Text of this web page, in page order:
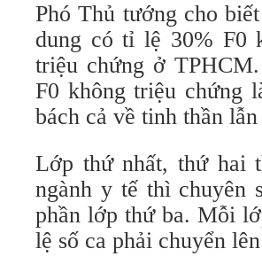
Phó Thủ tướng cho
dung có tỉ lệ 30% F0
triệu chứng ở
F0 không triệu chứng
bách cả về tinh thần
Lớp thứ nhất, thứ hai
ngành y tế thì chuyên
phần lớp thứ ba. Mỗi
lệ số ca phải chuyển